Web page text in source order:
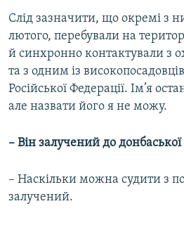
Слід зазначити, що окремі з
лютого, перебували на
й синхронно контактували з
та з одним із
Російської Федерації. Ім’я
але назвати його я не можу.
– Він залучений до донбаської
– Наскільки можна судити з
залучений.